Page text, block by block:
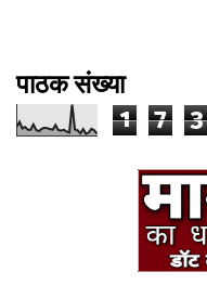
पाठक संख्या
1 7 3